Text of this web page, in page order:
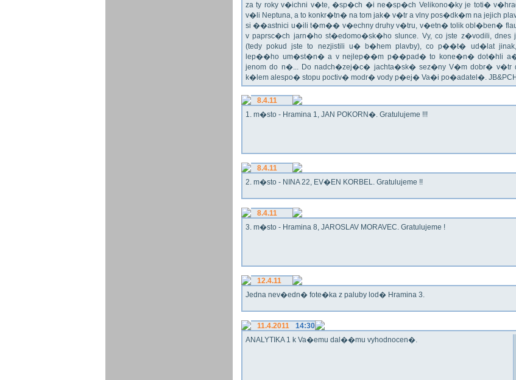
za ty roky v�ichni v�te, �sp�ch �i ne�sp�ch Velikono�ky je toti�
v�li Neptuna, a to konkr�tn� na tom jak� v�tr a vlny pos�dk�m na jejich
si ��astnici u�ili t�m�� v�echny druhy v�tru, v�etn� tolik obl�ben�
v paprsc�ch jarn�ho st�edomo�sk�ho slunce. Vy, co jste z�vodili,
(tedy pokud jste to nezjistili u� b�hem plavby), co p��t� ud�lat
lep��ho um�st�n� a v nejlep��m p��pad� to kone�n� dot�hli a�
jenom do n�... Do nadch�zej�c� jachta�sk� sez�ny V�m dobr� v�tr
k�lem alespo� stopu poctiv� modr� vody p�ej� Va�i po�adatel�. JB&PCH
8.4.11
1. m�sto - Hramina 1, JAN POKORN�. Gratulujeme !!!
8.4.11
2. m�sto - NINA 22, EV�EN KORBEL. Gratulujeme !!
8.4.11
3. m�sto - Hramina 8, JAROSLAV MORAVEC. Gratulujeme !
12.4.11
Jedna nev�edn� fote�ka z paluby lod� Hramina 3.
11.4.2011
14:30
ANALYTIKA 1 k Va�emu dal��mu vyhodnocen�.